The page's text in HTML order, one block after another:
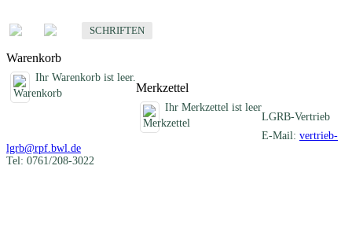
SCHRIFTEN
Warenkorb
Ihr Warenkorb ist leer.
Merkzettel
Ihr Merkzettel ist leer
LGRB-Vertrieb
E-Mail: vertrieb-
lgrb@rpf.bwl.de
Tel: 0761/208-3022